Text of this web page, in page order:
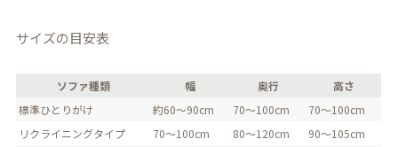
サイズの目安表
ソファ種類 幅 奥行
高さ
標準ひとりがけ
約60～90cm 70～100cm
70～100cm
リクライニングタイプ
70～100cm 80～120cm
90～105cm